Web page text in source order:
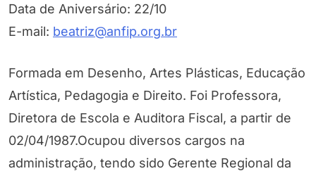
Data de Aniversário: 22/10
E-mail: beatriz@anfip.org.br
Formada em Desenho, Artes Plásticas, Educação
Artística, Pedagogia e Direito. Foi Professora,
Diretora de Escola e Auditora Fiscal, a partir de
02/04/1987.Ocupou diversos cargos na
administração, tendo sido Gerente Regional da